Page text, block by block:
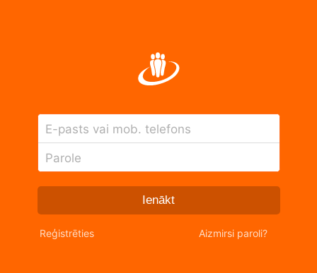
E-pasts vai mob. telefons
Parole
Ienākt
Reģistrēties Aizmirsi paroli?